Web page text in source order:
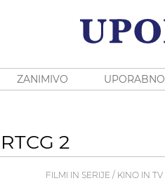
ZANIMIVO UPORABNO
2
FILMI IN SERIJE / KINO IN TV